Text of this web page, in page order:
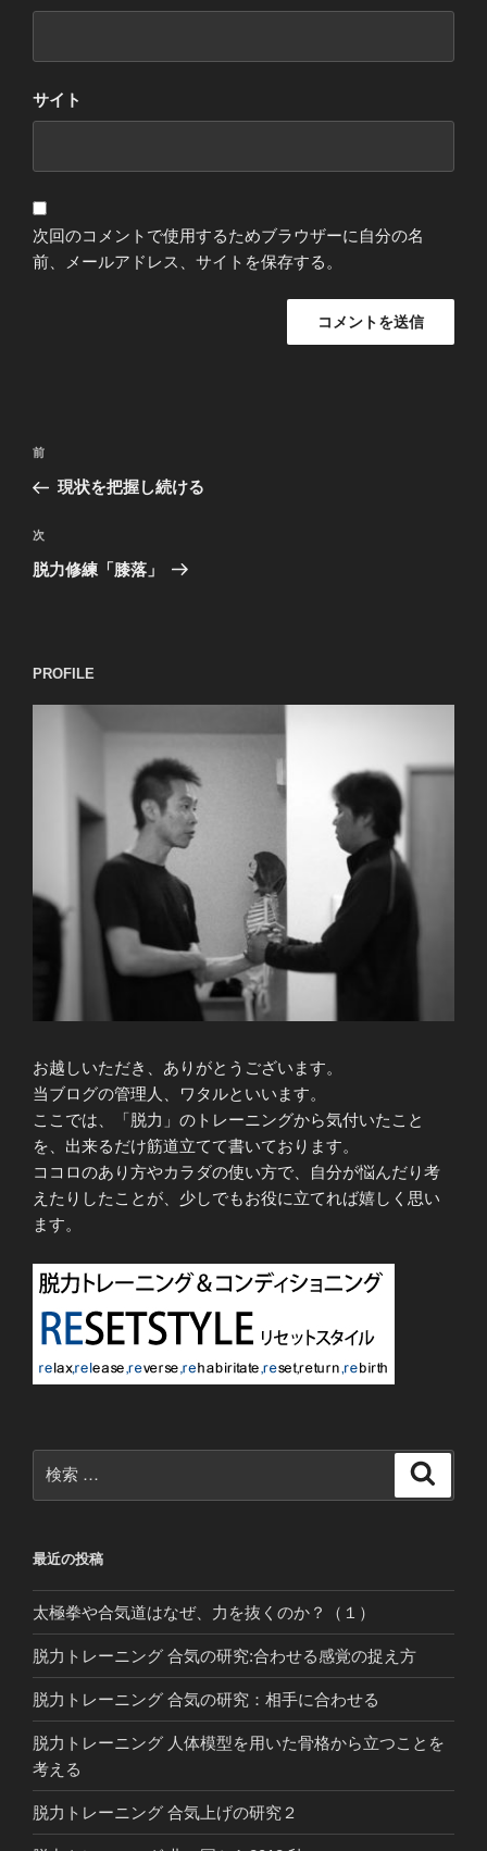
サイト
次回のコメントで使用するためブラウザーに自分の名
前、メールアドレス、サイトを保存する。
投
ビ
ゲ
ン
過
去
投
稿
前
現状を把握し続ける
次
の
次
脱力修練「膝落」
PROFILE
お越しいただき、ありがとうございます。
当ブログの管理人、ワタルといいます。
ここでは、「脱力」のトレーニングから気付いたこと
を、出来るだけ筋道立てて書いております。
ココロのあり方やカラダの使い方で、自分が悩んだり考
えたりしたことが、少しでもお役に立てれば嬉しく思い
ます。
索:
最近の投稿
太極拳や合気道はなぜ、力を抜くのか？（１）
脱力トレーニング 合気の研究:合わせる感覚の捉え方
脱力トレーニング 合気の研究：相手に合わせる
脱力トレーニング 人体模型を用いた骨格から立つことを
考える
脱力トレーニング 合気上げの研究２